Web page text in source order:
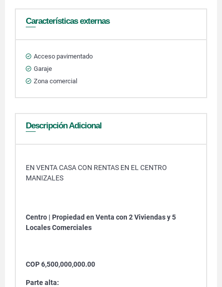
Características externas
Acceso pavimentado
Garaje
Zona comercial
Descripción Adicional
EN VENTA CASA CON RENTAS EN EL CENTRO
MANIZALES
Centro | Propiedad en Venta con 2 Viviendas y 5
Locales Comerciales
COP 6,500,000,000.00
Parte alta: